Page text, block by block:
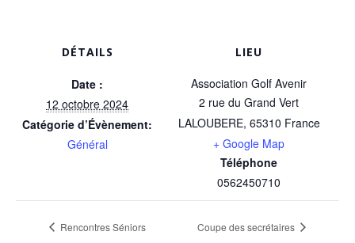
DÉTAILS
Date :
12 octobre 2024
Catégorie d’Évènement:
Général
LIEU
Association Golf Avenir
2 rue du Grand Vert
LALOUBERE, 65310 France
+ Google Map
Téléphone
0562450710
Rencontres Séniors Coupe des secrétaires